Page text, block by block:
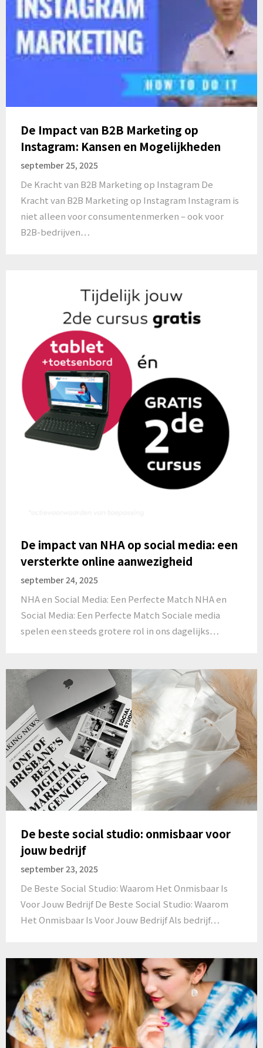
De Impact van B2B Marketing op
Instagram: Kansen en Mogelijkheden
september 25, 2025
De Kracht van B2B Marketing op Instagram De
Kracht van B2B Marketing op Instagram Instagram is
niet alleen voor consumentenmerken – ook voor
B2B-bedrijven…
De impact van NHA op social media: een
versterkte online aanwezigheid
september 24, 2025
NHA en Social Media: Een Perfecte Match NHA en
Social Media: Een Perfecte Match Sociale media
spelen een steeds grotere rol in ons dagelijks…
De beste social studio: onmisbaar voor
jouw bedrijf
september 23, 2025
De Beste Social Studio: Waarom Het Onmisbaar Is
Voor Jouw Bedrijf De Beste Social Studio: Waarom
Het Onmisbaar Is Voor Jouw Bedrijf Als bedrijf…